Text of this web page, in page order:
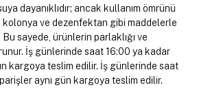
dayanıklıdır; ancak kullanım ömrünü
kolonya ve dezenfektan gibi maddelerle
sayede, ürünlerin parlaklığı ve
İş günlerinde saat 16:00 ya kadar
kargoya teslim edilir. İş günlerinde saat
aynı gün kargoya teslim edilir.